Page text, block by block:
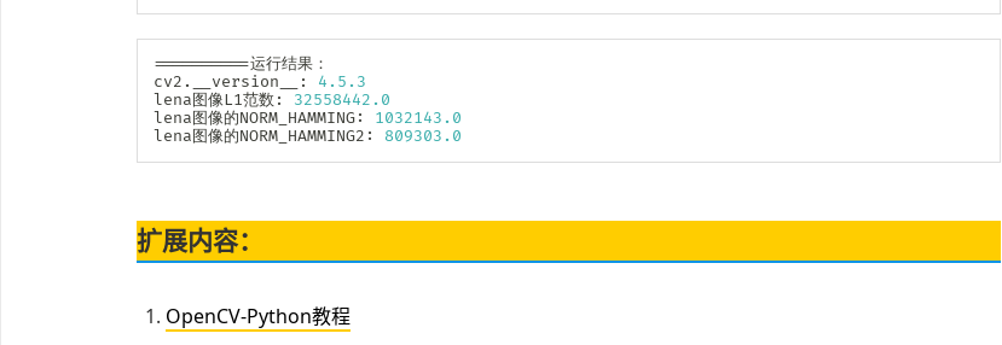
==========运行结果：
cv2 . __version__ : 4.5 .3
lena图像L1范数:
32558442.0
lena图像的NORM_HAMMING:
1032143.0
lena图像的NORM_HAMMING2 : 809303.0
扩展内容：
OpenCV-Python教程